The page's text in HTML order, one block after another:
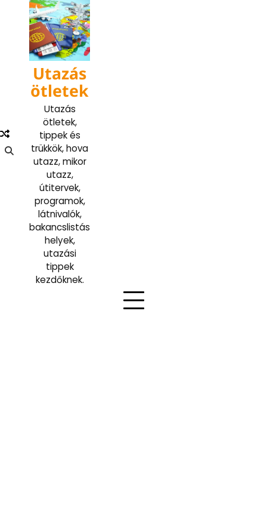
content
Utazás
ötletek
Utazás
ötletek,
tippek és
trükkök, hova
utazz, mikor
utazz,
útitervek,
programok,
látnivalók,
bakancslistás
helyek,
utazási
tippek
kezdőknek.